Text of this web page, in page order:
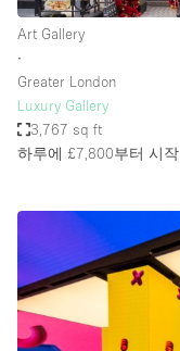
Art Gallery
∙
Greater London
Luxury Gallery
3,767 sq ft
하루에 £7,800부터 시작